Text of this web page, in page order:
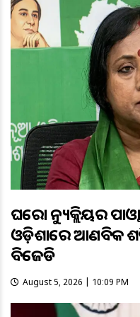
ଘରୋଇ ନ୍ୟୁକ୍ଲିୟର
ଓଡ଼ିଶାରେ ଆଣବିକ
ବିଜେଡି
August 5, 2026 | 10:09 PM